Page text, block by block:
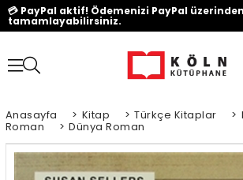
💳 PayPal aktif! Ödemenizi PayPal
tamamlayabilirsiniz.
Anasayfa > Kitap > Türkçe Kitaplar >
Roman > Dünya Roman